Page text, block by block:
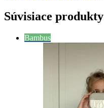
Súvisiace produkty
Bambus